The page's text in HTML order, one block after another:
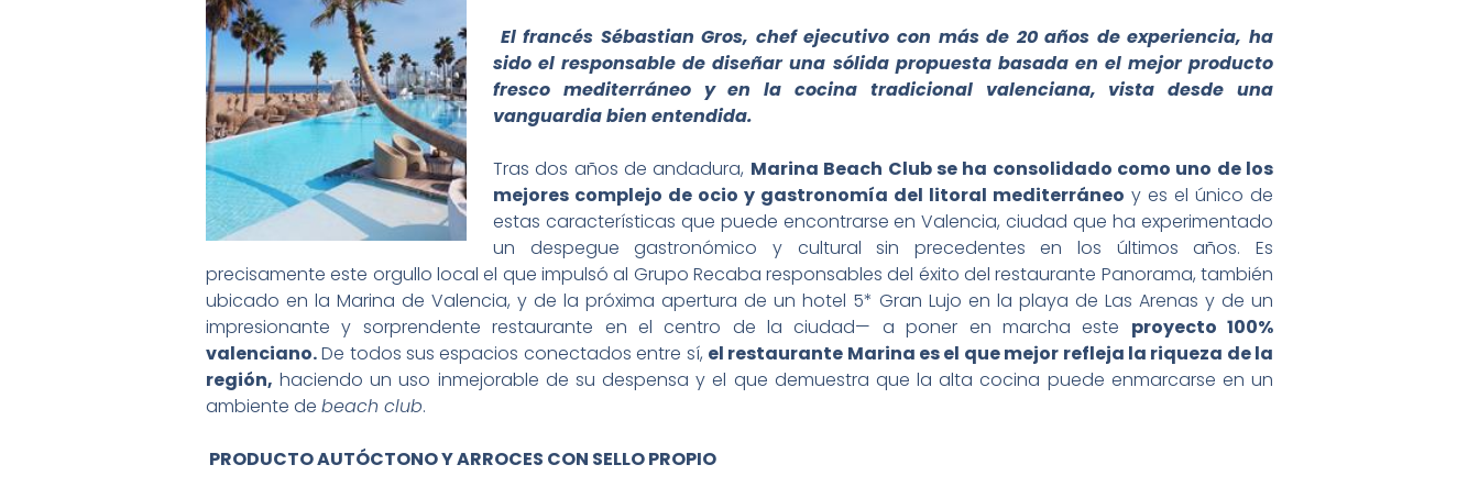
El francés Sébastian Gros, chef ejecutivo con más de 20 años de experiencia, ha
sido el responsable de diseñar una sólida propuesta basada en el mejor producto
fresco mediterráneo y en la cocina tradicional valenciana, vista desde una
vanguardia bien entendida.
Tras dos años de andadura, Marina Beach Club se ha consolidado como uno de los
mejores complejo de ocio y gastronomía del litoral mediterráneo y es el único de
estas características que puede encontrarse en Valencia, ciudad que ha experimentado
un despegue gastronómico y cultural sin precedentes en los últimos años. Es
precisamente este orgullo local el que impulsó al Grupo Recaba responsables del éxito del restaurante Panorama, también
ubicado en la Marina de Valencia, y de la próxima apertura de un hotel 5* Gran Lujo en la playa de Las Arenas y de un
impresionante y sorprendente restaurante en el centro de la ciudad— a poner en marcha este proyecto 100%
valenciano.De todos sus espacios conectados entre sí, el restaurante Marina es el que mejor refleja la riqueza de la
región, haciendo un uso inmejorable de su despensa y el que demuestra que la alta cocina puede enmarcarse en un
ambiente de beach club.
PRODUCTO AUTÓCTONO Y ARROCES CON SELLO PROPIO